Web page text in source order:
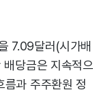
7.09달러(시가배
당금은 지속적으
름과 주주환원 정